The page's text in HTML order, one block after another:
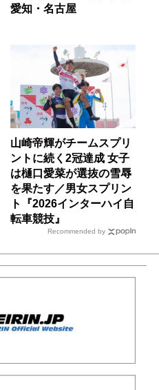
愛知・名古屋
山崎帝輝がチームスプリ
ントに続く2冠達成 女子
は樋口愛菜が選抜の雪辱
を果たす／男女スプリン
ト『2026インターハイ自
転車競技』
Recommended by